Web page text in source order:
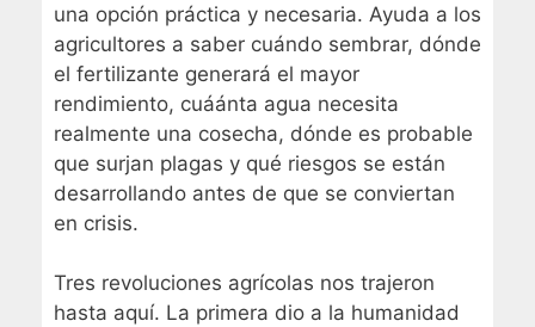
una opción práctica y necesaria. Ayuda a los
agricultores a saber cuándo sembrar, dónde
el fertilizante generará el mayor
rendimiento, cuáánta agua necesita
realmente una cosecha, dónde es probable
que surjan plagas y qué riesgos se están
desarrollando antes de que se conviertan
en crisis.
Tres revoluciones agrícolas nos trajeron
hasta aquí. La primera dio a la humanidad